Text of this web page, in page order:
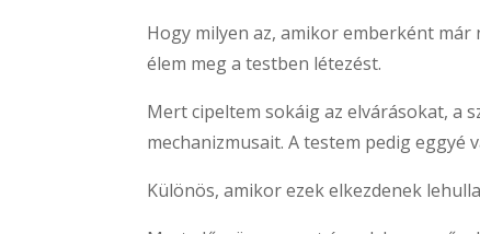
Hogy milyen az, amikor emberként
élem meg a testben létezést.
Mert cipeltem sokáig az elvárásokat, a
mechanizmusait. A testem pedig eggyé
Különös, amikor ezek elkezdenek